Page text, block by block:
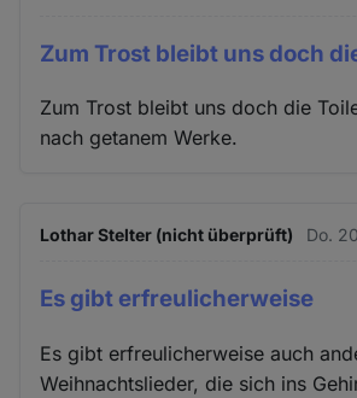
Zum Trost bleibt uns doch
Zum Trost bleibt uns doch die
nach getanem Werke.
Lothar Stelter (nicht überprüft) Do.
Es gibt erfreulicherweise
Es gibt erfreulicherweise auch
Weihnachtslieder, die sich ins